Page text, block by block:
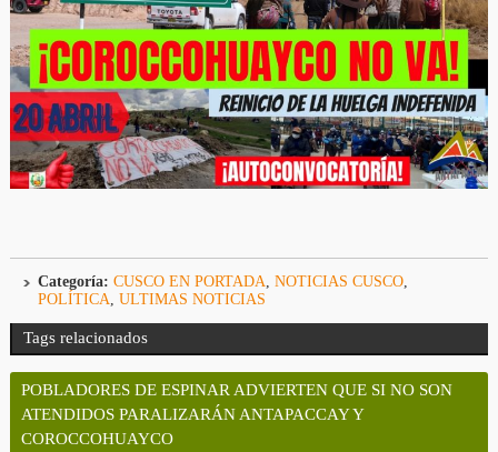
Categoría: CUSCO EN PORTADA NOTICIAS CUSCO,
POLÍTICA ULTIMAS NOTICIAS
Tags relacionados
POBLADORES DE ESPINAR ADVIERTEN QUE SI NO SON
ATENDIDOS PARALIZARÁN ANTAPACCAY Y
COROCCOHUAYCO